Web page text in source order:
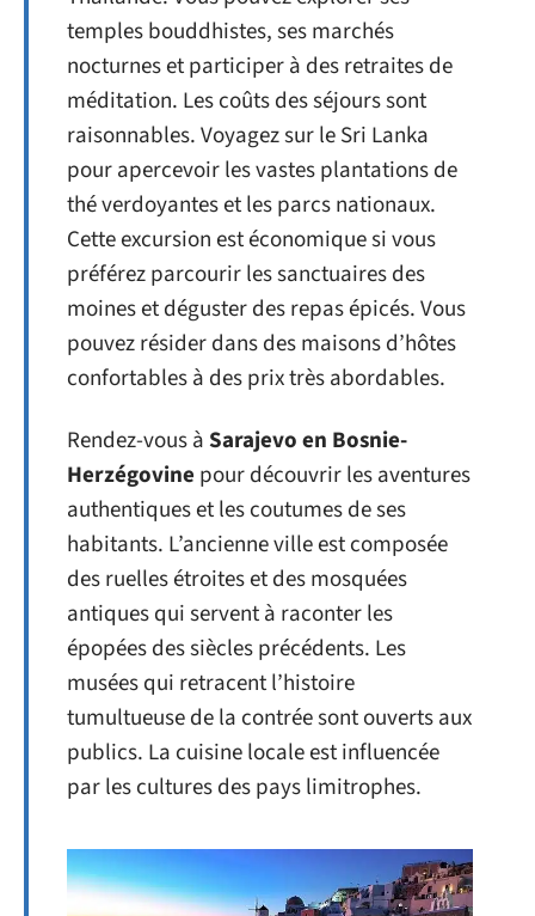
temples bouddhistes, ses marchés
nocturnes et participer à des retraites de
méditation. Les coûts des séjours sont
raisonnables. Voyagez sur le Sri Lanka
pour apercevoir les vastes plantations de
thé verdoyantes et les parcs nationaux.
Cette excursion est économique si vous
préférez parcourir les sanctuaires des
moines et déguster des repas épicés. Vous
pouvez résider dans des maisons d’hôtes
confortables à des prix très abordables.
Rendez-vous àSarajevo en Bosnie-
Herzégovine pour découvrir les aventures
authentiques et les coutumes de ses
habitants. L’ancienne ville est composée
des ruelles étroites et des mosquées
antiques qui servent à raconter les
épopées des siècles précédents. Les
musées qui retracent l’histoire
tumultueuse de la contrée sont ouverts aux
publics. La cuisine locale est influencée
par les cultures des pays limitrophes.